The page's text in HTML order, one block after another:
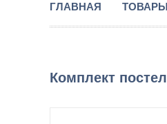
ГЛАВНАЯ
Комплект